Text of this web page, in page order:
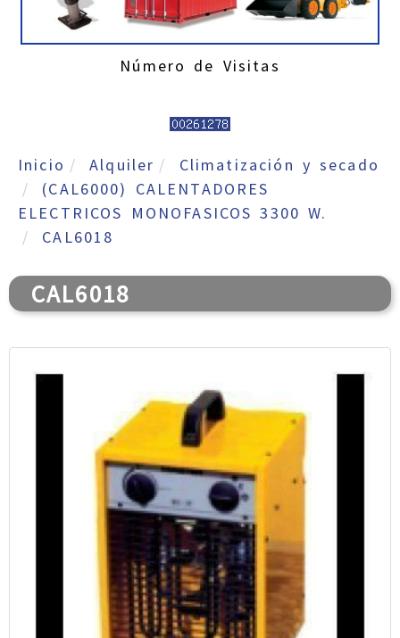
Número de Visitas
Inicio Alquiler
Climatización y secado
(CAL6000) CALENTADORES
ELECTRICOS MONOFASICOS 3300 W.
CAL6018
CAL6018